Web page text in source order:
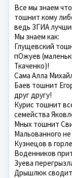
Все мы знаем
тошнит кому
ведь ЗГИА
Мы знаем как:
Глущевский
пОжуев
Ткаченко)!
Сама Алла
Баев тошнит
друг другу!
Курис тошнит
семейства
Мных тошнит
Мальованного
Кузнецов в
Воденников
Зуева
Дрышлюк сводит